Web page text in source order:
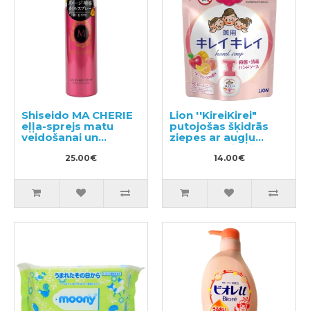
Shiseido MA CHERIE
eļļa-sprejs matu
veidošanai un
25.00€
Lion ''KireiKirei"
putojošas šķidrās
ziepes ar augļu
aromātu, pildviela
14.00€